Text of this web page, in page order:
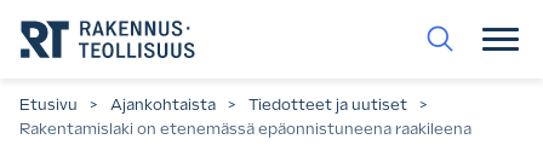
suoraan
sisältöön.
Etusivu > Ajankohtaista > Tiedotteet ja uutiset
>
Rakentamislaki on etenemässä epäonnistuneena raakileena